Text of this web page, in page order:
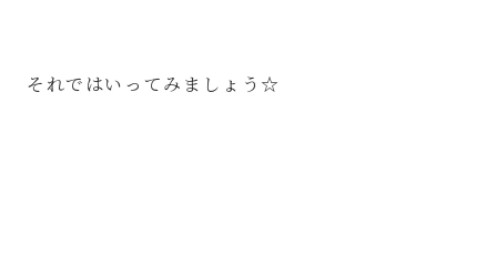
それではいってみましょう☆